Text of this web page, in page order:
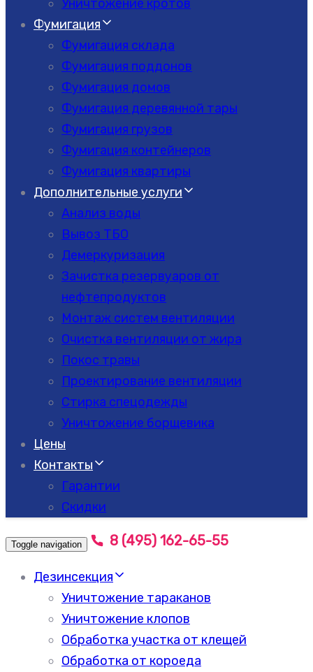
Уничтожение кротов
Фумигация
Фумигация склада
Фумигация поддонов
Фумигация домов
Фумигация деревянной тары
Фумигация грузов
Фумигация контейнеров
Фумигация квартиры
Дополнительные услуги
Анализ воды
Вывоз ТБО
Демеркуризация
Зачистка резервуаров от
нефтепродуктов
Монтаж систем вентиляции
Очистка вентиляции от жира
Покос травы
Проектирование вентиляции
Стирка спецодежды
Уничтожение борщевика
Цены
Контакты
Гарантии
Скидки
Toggle navigation 8 (495) 162-65-55
Дезинсекция
Уничтожение тараканов
Уничтожение клопов
Обработка участка от клещей
Обработка от короеда